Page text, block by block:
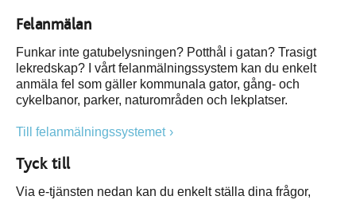
Felanmälan
Funkar inte gatubelysningen? Potthål i gatan? Trasigt
lekredskap? I vårt felanmälningssystem kan du enkelt
anmäla fel som gäller kommunala gator, gång- och
cykelbanor, parker, naturområden och lekplatser.
Till felanmälningssystemet
Tyck till
Via e-tjänsten nedan kan du enkelt ställa dina frågor,